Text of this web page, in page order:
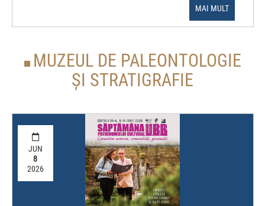
MAI MULT
MUZEUL DE PALEONTOLOGIE
ȘI STRATIGRAFIE
JUN
8
2026